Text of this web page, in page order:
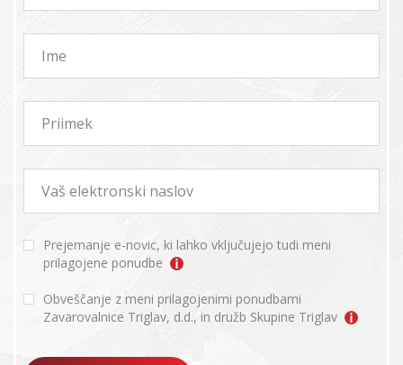
Ime
Priimek
Vaš elektronski naslov
Prejemanje e-novic, ki lahko vključujejo tudi meni
prilagojene ponudbe
Obveščanje z meni prilagojenimi ponudbami
Zavarovalnice Triglav, d.d., in družb Skupine Triglav